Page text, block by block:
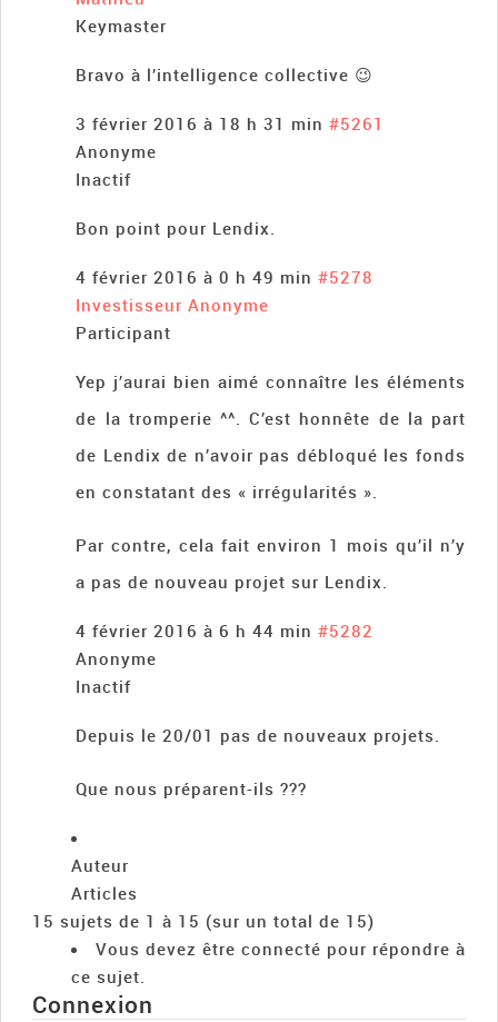
Keymaster
Bravo à l’intelligence collective 😉
3 février 2016 à 18 h 31 min #5261
Anonyme
Inactif
Bon point pour Lendix.
4 février 2016 à 0 h 49 min #5278
Investisseur Anonyme
Participant
Yep j’aurai bien aimé connaître les éléments
de la tromperie ^^. C’est honnête de la part
de Lendix de n’avoir pas débloqué les fonds
en constatant des « irrégularités ».
Par contre, cela fait environ 1 mois qu’il n’y
a pas de nouveau projet sur Lendix.
4 février 2016 à 6 h 44 min #5282
Anonyme
Inactif
Depuis le 20/01 pas de nouveaux projets.
Que nous préparent-ils ???
Auteur
Articles
15 sujets de 1 à 15 (sur un total de 15)
Vous devez être connecté pour répondre à
ce sujet.
Connexion